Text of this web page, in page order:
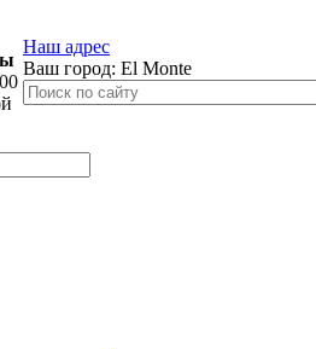
Наш адрес
Ваш город: El Monte